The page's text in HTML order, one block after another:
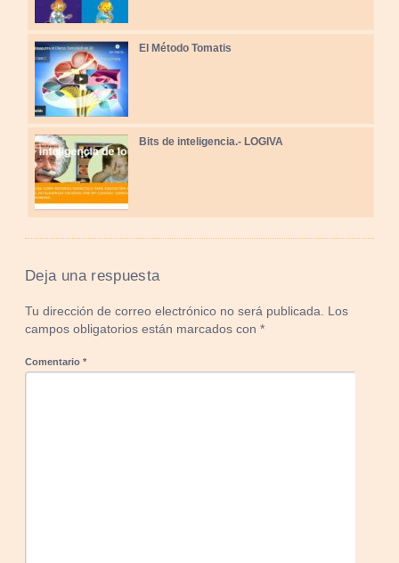
El Método Tomatis
Bits de inteligencia.- LOGIVA
Deja una respuesta
Tu dirección de correo electrónico no será publicada. Los
campos obligatorios están marcados con*
Comentario*